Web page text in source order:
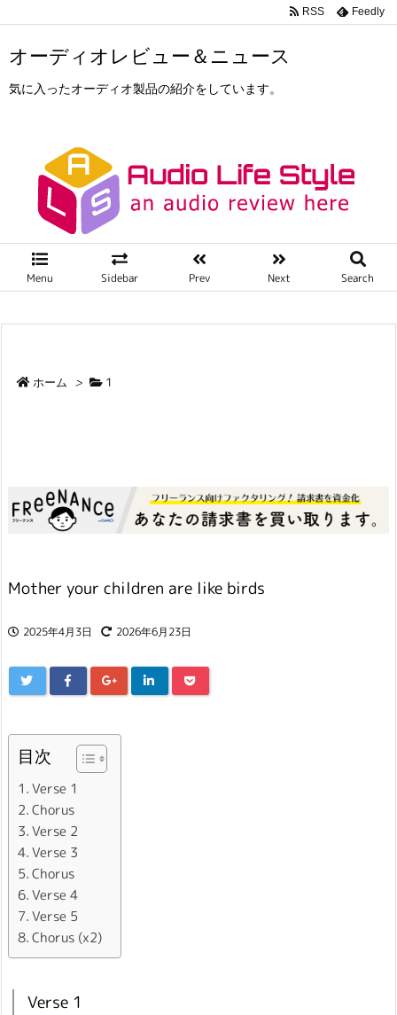
オーディオレビュー＆ニュース
気に入ったオーディオ製品の紹介をしています。
Menu Sidebar Prev Next Search
RSS Feedly
ホーム > 1
Mother your children are like birds
2025年4月3日 2026年6月23日
目次
Verse 1
Chorus
Verse 2
Verse 3
Chorus
Verse 4
Verse 5
Chorus (x2)
Verse 1